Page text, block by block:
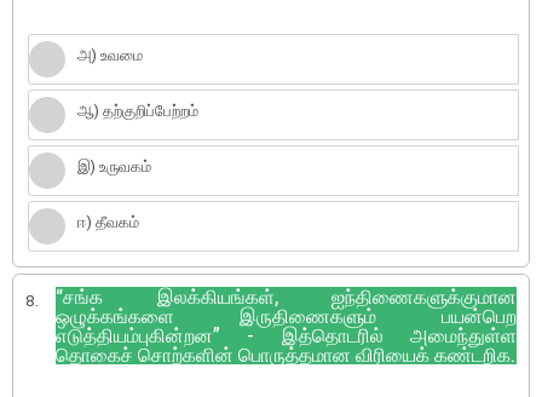
அ) உவமை
ஆ) தற்குறிப்பேற்றம்
இ) உருவகம்
ஈ) தீவகம்
8. “சங்க இலக்கியங்கள், ஐந்திணைகளுக்குமான
ஒழுக்கங்களை இருதிணைகளும் பயன்பெற
எடுத்தியம்புகின்றன” - இத்தொடரில் அமைந்துள்ள
தொகைச் சொற்களின் பொருத்தமான விரியைக் கண்டறிக.